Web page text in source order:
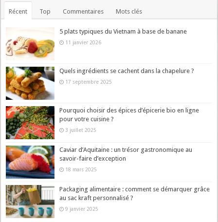
Récent Top Commentaires Mots clés
5 plats typiques du Vietnam à base de banane
11 janvier 2026
Quels ingrédients se cachent dans la chapelure ?
17 septembre 2025
Pourquoi choisir des épices d’épicerie bio en ligne
pour votre cuisine ?
3 juillet 2025
Caviar d’Aquitaine : un trésor gastronomique au
savoir-faire d’exception
18 mars 2025
Packaging alimentaire : comment se démarquer grâce
au sac kraft personnalisé ?
9 janvier 2025